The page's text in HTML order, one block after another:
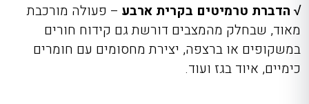
√ הדברת טרמיטים בקרית ארבע – פעולה מורכבת
מאוד, שבחלק מהמצבים דורשת גם קידוח חורים
במשקופים או ברצפה, יצירת מחסומים עם חומרים
כימיים, איוד בגז ועוד.